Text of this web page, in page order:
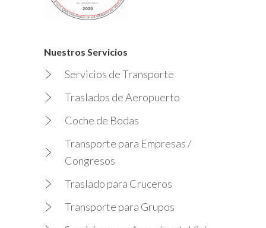
Nuestros Servicios
Servicios de Transporte
Traslados de Aeropuerto
Coche de Bodas
Transporte para Empresas /
Congresos
Traslado para Cruceros
Transporte para Grupos